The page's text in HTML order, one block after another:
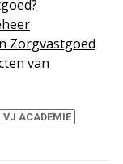
Zorgvastgoed
van
VJ ACADEMIE